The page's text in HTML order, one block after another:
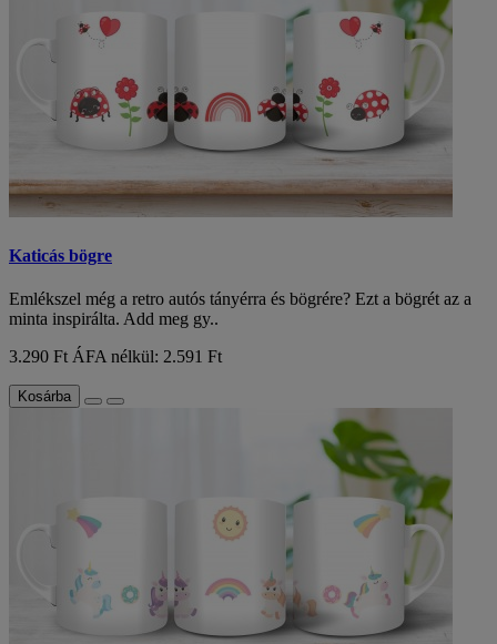
Katicás bögre
Emlékszel még a retro autós tányérra és bögrére? Ezt a bögrét az a
minta inspirálta. Add meg gy..
3.290 Ft ÁFA nélkül: 2.591 Ft
Kosárba